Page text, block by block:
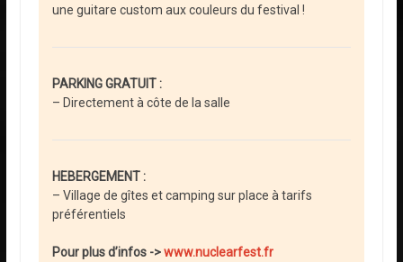
une guitare custom aux couleurs du festival !
PARKING GRATUIT :
– Directement à côte de la salle
HEBERGEMENT :
– Village de gîtes et camping sur place à tarifs
préférentiels
Pour plus d’infos ->www.nuclearfest.fr